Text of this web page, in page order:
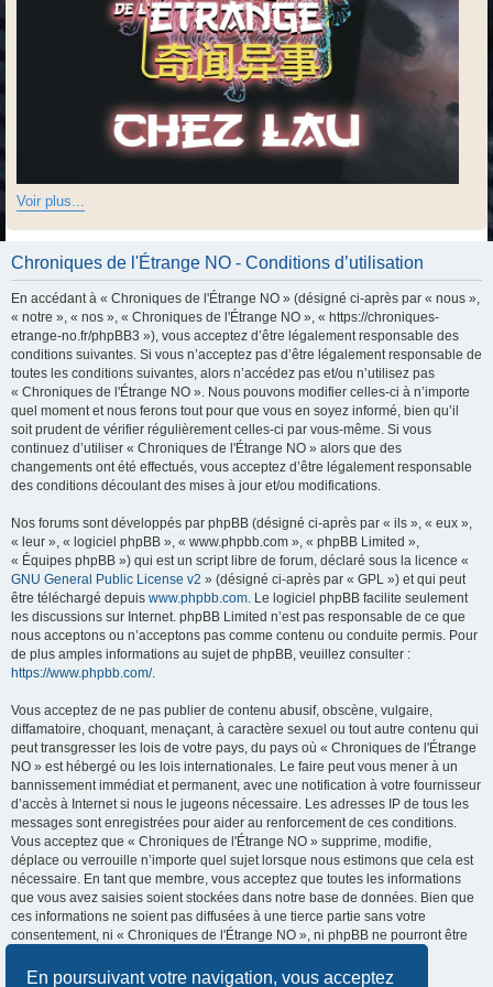
En poursuivant votre navigation, vous acceptez
Voir plus...
Chroniques de l'Étrange NO - Conditions d’utilisation
En accédant à « Chroniques de l'Étrange NO » (désigné ci-après par « nous »,
« notre », « nos », « Chroniques de l'Étrange NO », « https://chroniques-
etrange-no.fr/phpBB3 »), vous acceptez d’être légalement responsable des
conditions suivantes. Si vous n’acceptez pas d’être légalement responsable de
toutes les conditions suivantes, alors n’accédez pas et/ou n’utilisez pas
« Chroniques de l'Étrange NO ». Nous pouvons modifier celles-ci à n’importe
quel moment et nous ferons tout pour que vous en soyez informé, bien qu’il
soit prudent de vérifier régulièrement celles-ci par vous-même. Si vous
continuez d’utiliser « Chroniques de l'Étrange NO » alors que des
changements ont été effectués, vous acceptez d’être légalement responsable
des conditions découlant des mises à jour et/ou modifications.
Nos forums sont développés par phpBB (désigné ci-après par « ils », « eux »,
« leur », « logiciel phpBB », « www.phpbb.com », « phpBB Limited »,
« Équipes phpBB ») qui est un script libre de forum, déclaré sous la licence «
GNU General Public License v2 » (désigné ci-après par « GPL ») et qui peut
être téléchargé depuis www.phpbb.com . Le logiciel phpBB facilite seulement
les discussions sur Internet. phpBB Limited n’est pas responsable de ce que
nous acceptons ou n’acceptons pas comme contenu ou conduite permis. Pour
de plus amples informations au sujet de phpBB, veuillez consulter :
https://www.phpbb.com/.
Vous acceptez de ne pas publier de contenu abusif, obscène, vulgaire,
diffamatoire, choquant, menaçant, à caractère sexuel ou tout autre contenu qui
peut transgresser les lois de votre pays, du pays où « Chroniques de l'Étrange
NO » est hébergé ou les lois internationales. Le faire peut vous mener à un
bannissement immédiat et permanent, avec une notification à votre fournisseur
d’accès à Internet si nous le jugeons nécessaire. Les adresses IP de tous les
messages sont enregistrées pour aider au renforcement de ces conditions.
Vous acceptez que « Chroniques de l'Étrange NO » supprime, modifie,
déplace ou verrouille n’importe quel sujet lorsque nous estimons que cela est
nécessaire. En tant que membre, vous acceptez que toutes les informations
que vous avez saisies soient stockées dans notre base de données. Bien que
ces informations ne soient pas diffusées à une tierce partie sans votre
consentement, ni « Chroniques de l'Étrange NO », ni phpBB ne pourront être
compromettre les données.